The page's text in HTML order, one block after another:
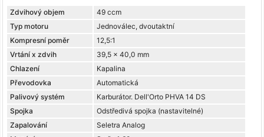
Zdvihový objem
49 ccm
Typ motoru
Jednoválec, dvoutaktní
Kompresní poměr
12,5:1
Vrtání x zdvih
39,5 x 40,0 mm
Chlazení
Kapalina
Převodovka
Automatická
Palivový systém
Karburátor. Dell'Orto PHVA 14 DS
Spojka
Odstředivá spojka (nastavitelné)
Zapalování
Seletra Analog